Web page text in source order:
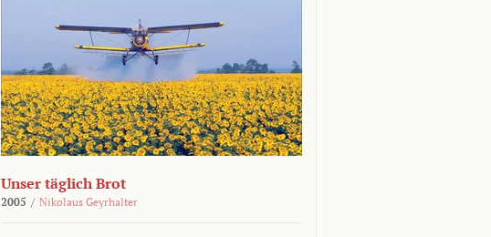
Unser täglich Brot
2005 / Nikolaus Geyrhalter